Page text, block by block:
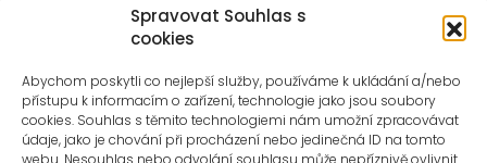
Spravovat Souhlas s
cookies
Abychom poskytli co nejlepší služby, používáme k ukládání a/nebo
přístupu k informacím o zařízení, technologie jako jsou soubory
cookies. Souhlas s těmito technologiemi nám umožní zpracovávat
údaje, jako je chování při procházení nebo jedinečná ID na tomto
webu. Nesouhlas nebo odvolání souhlasu může nepříznivě ovlivnit
O umění v Motole